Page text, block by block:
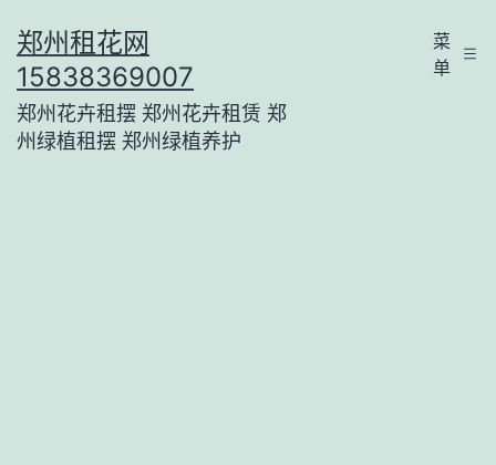
至
内
容
郑州租花网
15838369007
郑州花卉租摆 郑州花卉租赁 郑
州绿植租摆 郑州绿植养护
菜
单